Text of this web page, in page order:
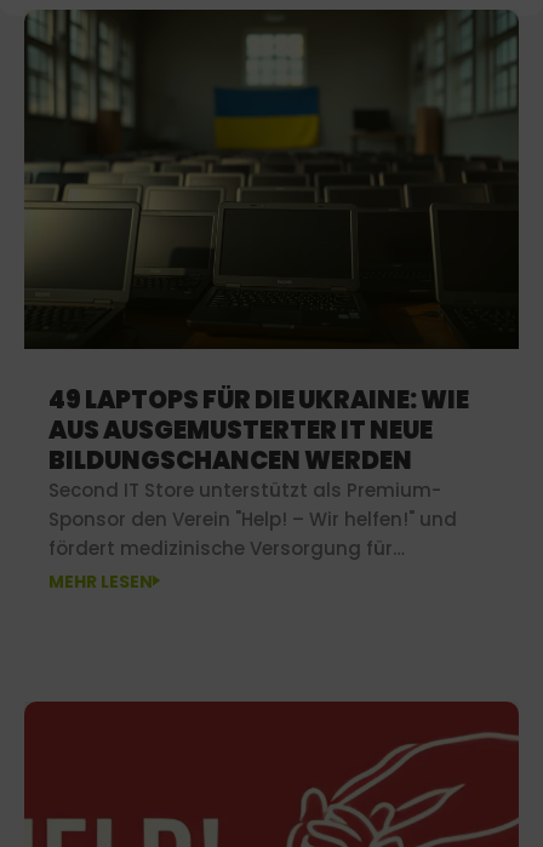
49 LAPTOPS FÜR DIE UKRAINE: WIE
AUS AUSGEMUSTERTER IT NEUE
BILDUNGSCHANCEN WERDEN
Second IT Store unterstützt als Premium-
Sponsor den Verein "Help! – Wir helfen!" und
fördert medizinische Versorgung für
Bedürftige in ärmeren Regionen.
MEHR LESEN